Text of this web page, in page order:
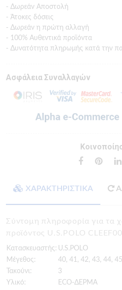
- Δωρεάν Αποστολή
- Άτοκες δόσεις
- Δωρεάν η πρώτη αλλαγή
- 100% Αυθεντικά προϊόντα
- Δυνατότητα πληρωμής κατά την
Ασφάλεια Συναλλαγών
ΧΑΡΑΚΤΗΡΙΣΤΙΚΑ
Σύντομη πληροφορία για τα
προϊόντος U.S.POLO
Κατασκευαστής: U.S.POLO
Μέγεθος:
40, 41, 42, 43, 44, 45
Τακούνι:
3
Υλικό:
ECO-ΔΕΡΜΑ